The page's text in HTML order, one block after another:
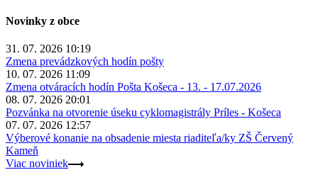
Novinky z obce
31. 07. 2026 10:19
Zmena prevádzkových hodín pošty
10. 07. 2026 11:09
Zmena otváracích hodín Pošta Košeca - 13. - 17.07.2026
08. 07. 2026 20:01
Pozvánka na otvorenie úseku cyklomagistrály Príles - Košeca
07. 07. 2026 12:57
Výberové konanie na obsadenie miesta riaditeľa/ky ZŠ Červený
Kameň
Viac noviniek